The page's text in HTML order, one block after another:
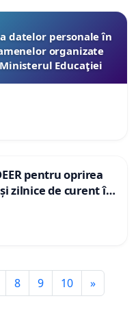
datelor personale în
organizate
Educaţiei
pentru oprirea
zilnice de curent în
8 9 10 »